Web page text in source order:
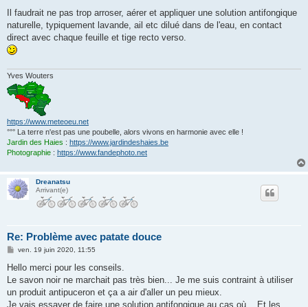
s
a
g
e
Il faudrait ne pas trop arroser, aérer et appliquer une solution antifongique
naturelle, typiquement lavande, ail etc dilué dans de l'eau, en contact
direct avec chaque feuille et tige recto verso.
Yves Wouters
https://www.meteoeu.net
°°° La terre n'est pas une poubelle, alors vivons en harmonie avec elle !
Jardin des Haies : https://www.jardindeshaies.be
Photographie : https://www.fandephoto.net
Dreanatsu
Arrivant(e)
Re: Problème avec patate douce
M
s
a
g
ven. 19 juin 2020, 11:55
Hello merci pour les conseils.
Le savon noir ne marchait pas très bien... Je me suis contraint à utiliser
un produit antipuceron et ça a air d'aller un peu mieux.
Je vais essayer de faire une solution antifongique au cas où... Et les